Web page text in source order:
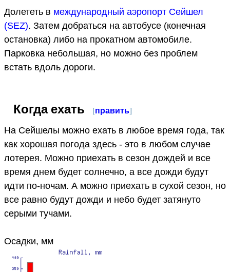
Долететь в международный аэропорт Сейшел
(SEZ). Затем добраться на автобусе (конечная
остановка) либо на прокатном автомобиле.
Парковка небольшая, но можно без проблем
встать вдоль дороги.
Когда ехать [править]
На Сейшелы можно ехать в любое время года, так
как хорошая погода здесь - это в любом случае
лотерея. Можно приехать в сезон дождей и все
время днем будет солнечно, а все дожди будут
идти по-ночам. А можно приехать в сухой сезон, но
все равно будут дожди и небо будет затянуто
серыми тучами.
Осадки, мм